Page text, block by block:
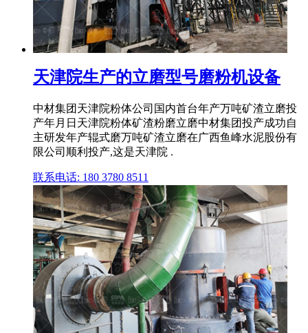
天津院生产的立磨型号磨粉机设备
中材集团天津院粉体公司国内首台年产万吨矿渣立磨投
产年月日天津院粉体矿渣粉磨立磨中材集团投产成功自
主研发年产辊式磨万吨矿渣立磨在广西鱼峰水泥股份有
限公司顺利投产,这是天津院 .
联系电话: 180 3780 8511